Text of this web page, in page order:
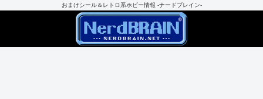
おまけシール＆レトロ系ホビー情報 -ナードブレイン-